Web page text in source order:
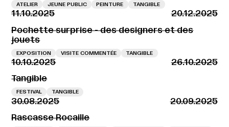
ATELIER JEUNE PUBLIC PEINTURE TANGIBLE
11.10.2025
20.12.2025
Pochette surprise - des designers et des
jouets
EXPOSITION VISITE COMMENTÉE TANGIBLE
10.10.2025
26.10.2025
Tangible
FESTIVAL TANGIBLE
30.08.2025
20.09.2025
Rascasse Rocaille